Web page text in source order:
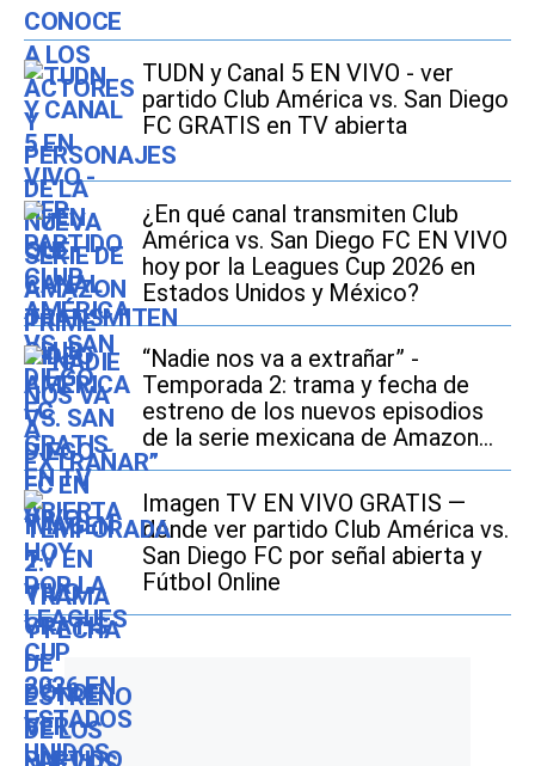
TUDN y Canal 5 EN VIVO - ver
partido Club América vs. San Diego
FC GRATIS en TV abierta
¿En qué canal transmiten Club
América vs. San Diego FC EN VIVO
hoy por la Leagues Cup 2026 en
Estados Unidos y México?
“Nadie nos va a extrañar” -
Temporada 2: trama y fecha de
estreno de los nuevos episodios
de la serie mexicana de Amazon
Prime Video
Imagen TV EN VIVO GRATIS —
dónde ver partido Club América vs.
San Diego FC por señal abierta y
Fútbol Online